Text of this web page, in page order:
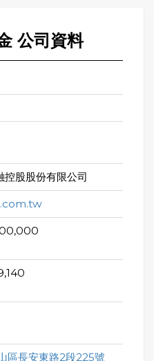
公司資料
控股股份有限公司
區長安東路2段225號